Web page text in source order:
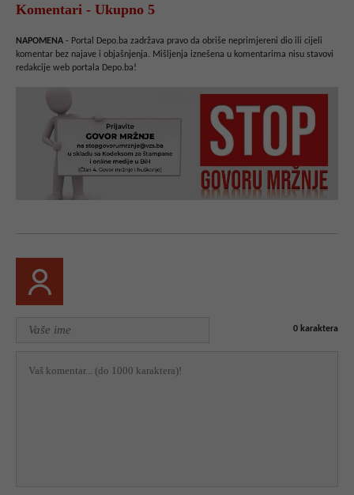
Komentari - Ukupno 5
NAPOMENA - Portal Depo.ba zadržava pravo da obriše neprimjereni dio ili cijeli
komentar bez najave i objašnjenja. Mišljenja iznešena u komentarima nisu stavovi
redakcije web portala Depo.ba!
0 karaktera